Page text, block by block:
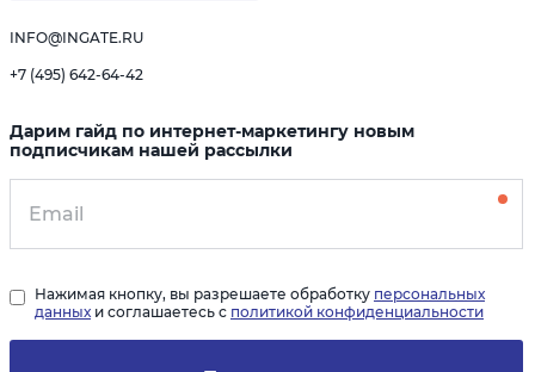
INFO@INGATE.RU
+7 (495) 642-64-42
Дарим гайд по интернет-маркетингу новым
подписчикам нашей рассылки
Нажимая кнопку, вы разрешаете обработку персональных
данных и соглашаетесь с политикой конфиденциальности